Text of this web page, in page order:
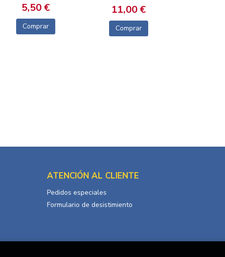
5,50 €
Comprar
11,00 €
Comprar
ATENCIÓN AL CLIENTE
Pedidos especiales
Formulario de desistimiento